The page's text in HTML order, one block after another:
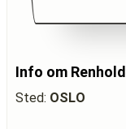
Info om
Sted: OSLO